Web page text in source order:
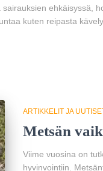
ehkäisyssä,
kuten reipasta
ARTIKKELIT JA
Metsän
Viime vuosina on
hyvinvointiin.